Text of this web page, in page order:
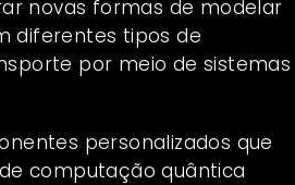
novas formas de modelar
diferentes tipos de
por meio de sistemas
personalizados que
computação quântica